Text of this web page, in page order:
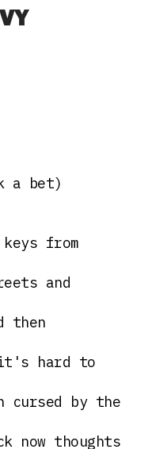
a bet)
from
and
then
hard to
cursed by the
now thoughts